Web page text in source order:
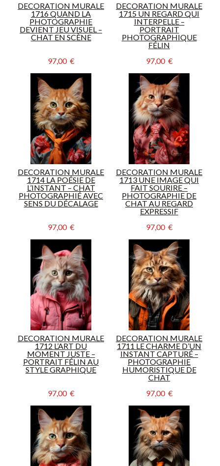
DECORATION MURALE
1716 QUAND LA
PHOTOGRAPHIE
DEVIENT JEU VISUEL –
CHAT EN SCÈNE
97,00  €
DECORATION MURALE
1715 UN REGARD QUI
INTERPELLE –
PORTRAIT
PHOTOGRAPHIQUE
FÉLIN
97,00  €
DECORATION MURALE
1714 LA POÉSIE DE
L’INSTANT – CHAT
PHOTOGRAPHIÉ AVEC
SENS DU DÉCALAGE
97,00  €
DECORATION MURALE
1713 UNE IMAGE QUI
FAIT SOURIRE –
PHOTOGRAPHIE DE
CHAT AU REGARD
EXPRESSIF
97,00  €
DECORATION MURALE
1712 L’ART DU
MOMENT JUSTE –
PORTRAIT FÉLIN AU
STYLE GRAPHIQUE
97,00  €
DECORATION MURALE
1711 LE CHARME D’UN
INSTANT CAPTURÉ –
PHOTOGRAPHIE
HUMORISTIQUE DE
CHAT
97,00  €